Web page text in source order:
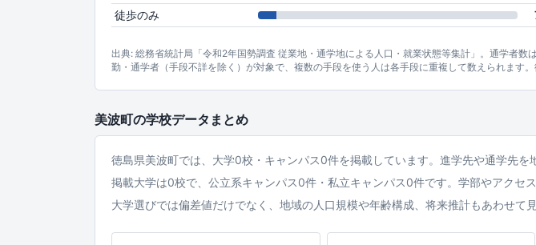
徒歩のみ
出典: 総務省統計局「令和2年国勢調査 従業地・通学地による人口・就業状態等集計」。通学者
勤・通学者（手段不詳を除く）が対象で、複数の手段を使う人は各手段に重複して数えられます
美波町の学校データまとめ
徳島県美波町では、大学0校・キャンパス0件を掲載しています。進学先や通学先を
掲載大学は0校で、公立系キャンパス0件・私立キャンパス0件です。学部やアクセ
大学選びでは偏差値だけでなく、地域の人口規模や年齢構成、将来推計もあわせて